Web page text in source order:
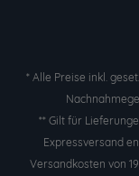
* Alle Preise inkl.
** Gilt für
Expressversand
Versandkosten von